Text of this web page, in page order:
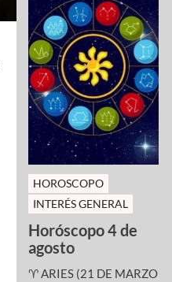
HOROSCOPO
INTERÉS GENERAL
Horóscopo 4 de
agosto
♈ ARIES (21 DE MARZO